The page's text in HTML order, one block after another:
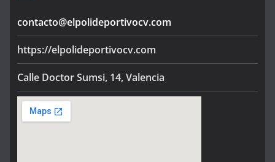
contacto@elpolideportivocv.com
https://elpolideportivocv.com
Calle Doctor Sumsi, 14, Valencia